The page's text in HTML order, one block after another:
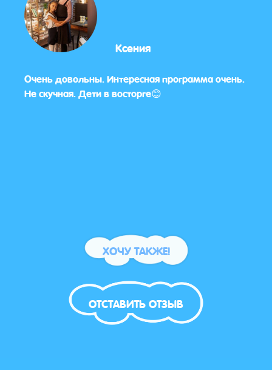
Ксения
Очень довольны. Интересная программа очень.
Не скучная. Дети в восторге😊
ХОЧУ ТАКЖЕ!
ОТСТАВИТЬ ОТЗЫВ